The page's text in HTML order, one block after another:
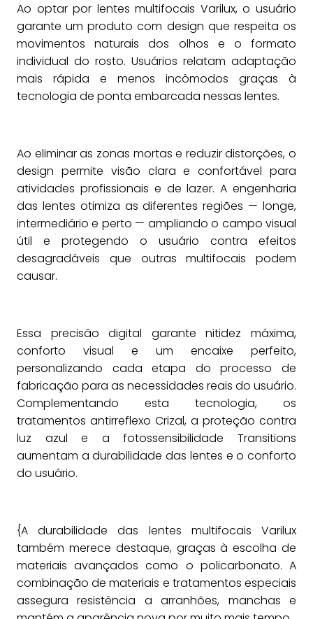
Ao optar por lentes multifocais Varilux, o usuário
garante um produto com design que respeita os
movimentos naturais dos olhos e o formato
individual do rosto. Usuários relatam adaptação
mais rápida e menos incômodos graças à
tecnologia de ponta embarcada nessas lentes.
Ao eliminar as zonas mortas e reduzir distorções, o
design permite visão clara e confortável para
atividades profissionais e de lazer. A engenharia
das lentes otimiza as diferentes regiões — longe,
intermediário e perto — ampliando o campo visual
útil e protegendo o usuário contra efeitos
desagradáveis que outras multifocais podem
causar.
Essa precisão digital garante nitidez máxima,
conforto visual e um encaixe perfeito,
personalizando cada etapa do processo de
fabricação para as necessidades reais do usuário.
Complementando esta tecnologia, os
tratamentos antirreflexo Crizal, a proteção contra
luz azul e a fotossensibilidade Transitions
aumentam a durabilidade das lentes e o conforto
do usuário.
{A durabilidade das lentes multifocais Varilux
também merece destaque, graças à escolha de
materiais avançados como o policarbonato. A
combinação de materiais e tratamentos especiais
assegura resistência a arranhões, manchas e